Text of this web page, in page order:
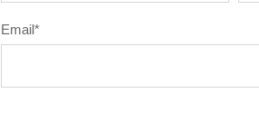
Email*